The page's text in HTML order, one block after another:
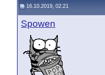
16.10.2019, 02:21
Spowen